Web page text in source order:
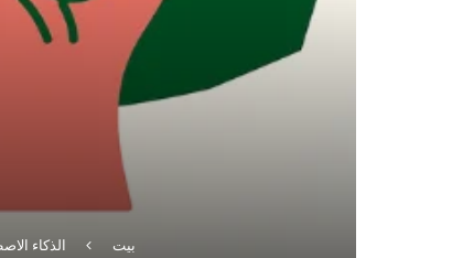
بيت الذكاء